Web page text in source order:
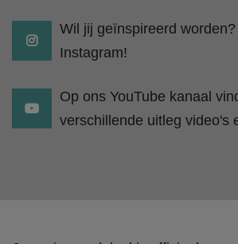
Wil jij geïnspireerd
Instagram!
Op ons YouTube kanaal
verschillende uitleg video's